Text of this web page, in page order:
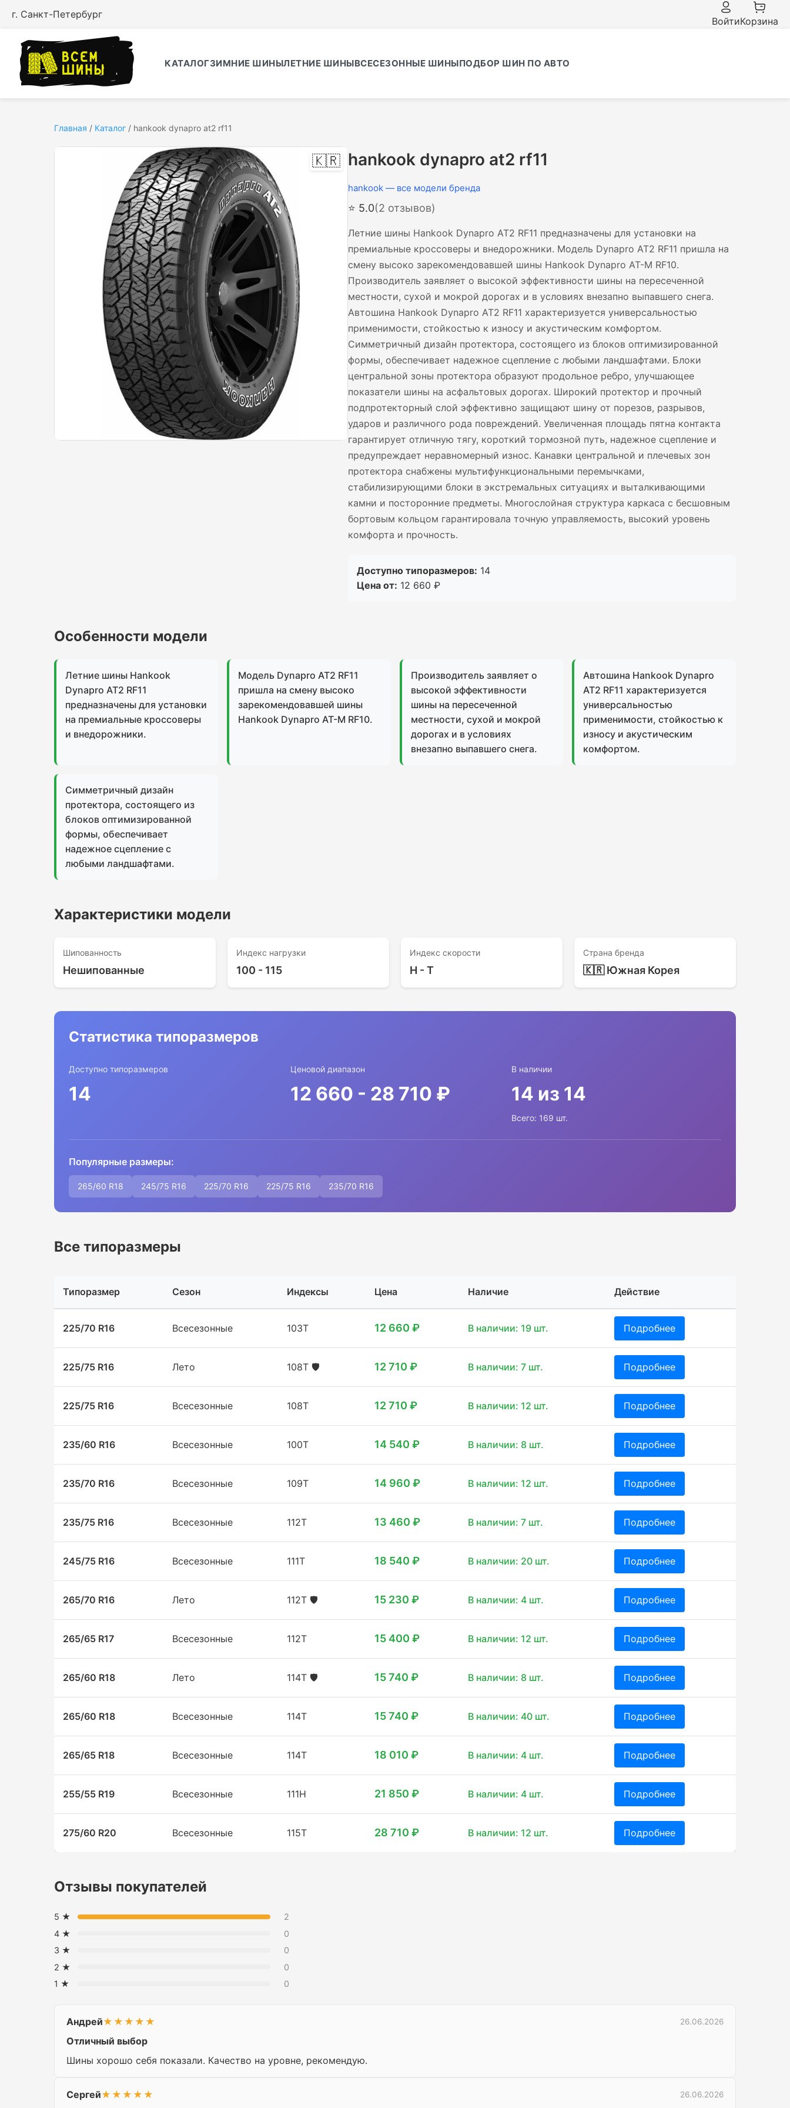
г. Санкт-Петербург
ВойтиКорзина
КАТАЛОГЗИМНИЕ ШИНЫЛЕТНИЕ ШИНЫВСЕСЕЗОННЫЕ ШИНЫПОДБОР ШИН ПО АВТО
Главная / Каталог / hankook dynapro at2 rf11
🇰🇷 hankook dynapro at2 rf11
hankook — все модели бренда
⭐ 5.0(2 отзывов)
Летние шины Hankook Dynapro AT2 RF11 предназначены для установки на
премиальные кроссоверы и внедорожники. Модель Dynapro AT2 RF11 пришла на
смену высоко зарекомендовавшей шины Hankook Dynapro AT-M RF10.
Производитель заявляет о высокой эффективности шины на пересеченной
местности, сухой и мокрой дорогах и в условиях внезапно выпавшего снега.
Автошина Hankook Dynapro AT2 RF11 характеризуется универсальностью
применимости, стойкостью к износу и акустическим комфортом.
Симметричный дизайн протектора, состоящего из блоков оптимизированной
формы, обеспечивает надежное сцепление с любыми ландшафтами. Блоки
центральной зоны протектора образуют продольное ребро, улучшающее
показатели шины на асфальтовых дорогах. Широкий протектор и прочный
подпротекторный слой эффективно защищают шину от порезов, разрывов,
ударов и различного рода повреждений. Увеличенная площадь пятна контакта
гарантирует отличную тягу, короткий тормозной путь, надежное сцепление и
предупреждает неравномерный износ. Канавки центральной и плечевых зон
протектора снабжены мультифункциональными перемычками,
стабилизирующими блоки в экстремальных ситуациях и выталкивающими
камни и посторонние предметы. Многослойная структура каркаса с бесшовным
бортовым кольцом гарантировала точную управляемость, высокий уровень
комфорта и прочность.
Доступно типоразмеров: 14
Цена от: 12 660 ₽
Особенности модели
Летние шины Hankook
Dynapro AT2 RF11
предназначены для установки
на премиальные кроссоверы
и внедорожники.
Модель Dynapro AT2 RF11
пришла на смену высоко
зарекомендовавшей шины
Hankook Dynapro AT-M RF10.
Производитель заявляет о
высокой эффективности
шины на пересеченной
местности, сухой и мокрой
дорогах и в условиях
внезапно выпавшего снега.
Автошина Hankook Dynapro
AT2 RF11 характеризуется
универсальностью
применимости, стойкостью к
износу и акустическим
комфортом.
Симметричный дизайн
протектора, состоящего из
блоков оптимизированной
формы, обеспечивает
надежное сцепление с
любыми ландшафтами.
Характеристики модели
Шипованность
Нешипованные
Индекс нагрузки
100 - 115
Индекс скорости
H - T
Страна бренда
🇰🇷 Южная Корея
Статистика типоразмеров
Доступно типоразмеров
14
Ценовой диапазон
12 660 - 28 710 ₽
В наличии
14 из 14
Всего: 169 шт.
Популярные размеры:
265/60 R18 245/75 R16 225/70 R16 225/75 R16 235/70 R16
Все типоразмеры
Типоразмер Сезон Индексы Цена Наличие Действие
225/70 R16 Всесезонные 103T 12 660 ₽ В наличии: 19 шт. Подробнее
225/75 R16 Лето 108T 🛡️ 12 710 ₽ В наличии: 7 шт. Подробнее
225/75 R16 Всесезонные 108T 12 710 ₽ В наличии: 12 шт. Подробнее
235/60 R16 Всесезонные 100T 14 540 ₽ В наличии: 8 шт. Подробнее
235/70 R16 Всесезонные 109T 14 960 ₽ В наличии: 12 шт. Подробнее
235/75 R16 Всесезонные 112T 13 460 ₽ В наличии: 7 шт. Подробнее
245/75 R16 Всесезонные 111T 18 540 ₽ В наличии: 20 шт. Подробнее
265/70 R16 Лето 112T 🛡️ 15 230 ₽ В наличии: 4 шт. Подробнее
265/65 R17 Всесезонные 112T 15 400 ₽ В наличии: 12 шт. Подробнее
265/60 R18 Лето 114T 🛡️ 15 740 ₽ В наличии: 8 шт. Подробнее
265/60 R18 Всесезонные 114T 15 740 ₽ В наличии: 40 шт. Подробнее
265/65 R18 Всесезонные 114T 18 010 ₽ В наличии: 4 шт. Подробнее
255/55 R19 Всесезонные 111H 21 850 ₽ В наличии: 4 шт. Подробнее
275/60 R20 Всесезонные 115T 28 710 ₽ В наличии: 12 шт. Подробнее
Отзывы покупателей
5 ★
2
4 ★
0
3 ★
0
2 ★
0
1 ★
0
Андрей★★★★★ 26.06.2026
Отличный выбор
Шины хорошо себя показали. Качество на уровне, рекомендую.
Сергей★★★★★ 26.06.2026